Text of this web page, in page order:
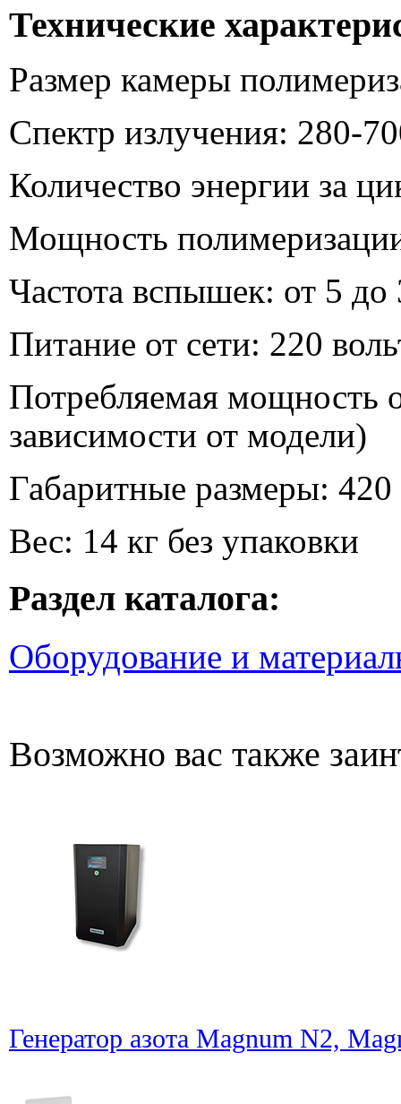
Технические
Размер камеры
Спектр излучения: 280-
Количество энергии за
Мощность
Частота вспышек: от 5
Питание от сети: 220
Потребляемая мощность
зависимости от модели)
Габаритные размеры:
Вес: 14 кг без упаковки
Раздел каталога:
Оборудование и
Возможно вас также
Генератор азота Magnum N2,